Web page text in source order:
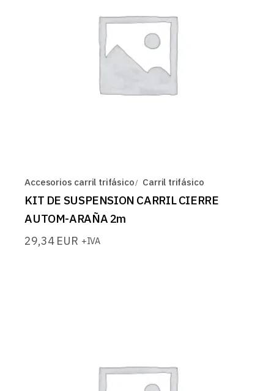
Accesorios carril trifásico Carril trifásico
KIT DE SUSPENSION CARRIL CIERRE
AUTOM-ARAÑA 2m
29,34 EUR +IVA